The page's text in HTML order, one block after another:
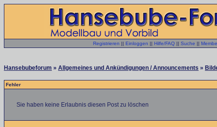
Registrieren || Einloggen || Hilfe/FAQ || Suche ||
Hansebubeforum » Allgemeines und Ankündigungen / Announcements »
Fehler
Sie haben keine Erlaubnis diesen Post zu löschen